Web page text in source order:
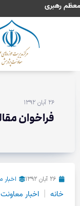
پرش
به
مقام معظم رهبری
۲۶ آبان ۱۳۹۲
فراخوان
۲۶ آبان ۱۳۹۲ اخبار
خانه | اخبار معاونت